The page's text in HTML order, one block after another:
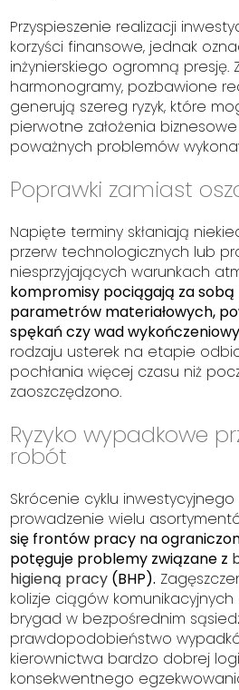
Przyspieszenie realizacji
korzyści finansowe, jednak
inżynierskiego ogromną presję.
harmonogramy, pozbawione
generują szereg ryzyk, które
pierwotne założenia
poważnych problemów
Poprawki zamiast
Napięte terminy skłaniają
przerw technologicznych lub
niesprzyjających warunkach
kompromisy pociągają za
parametrów materiałowych,
spękań czy wad
rodzaju usterek na etapie
pochłania więcej czasu niż
zaoszczędzono.
Ryzyko wypadkowe
robót
Skrócenie cyklu
prowadzenie wielu
się frontów pracy na
potęguje problemy związane z
higieną pracy (BHP).
kolizje ciągów
brygad w bezpośrednim
prawdopodobieństwo
kierownictwa bardzo dobrej
konsekwentnego